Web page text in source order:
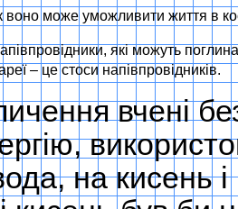
може уможливити життя в
які можуть
– це стоси напівпровідників.
вчені
на кисень